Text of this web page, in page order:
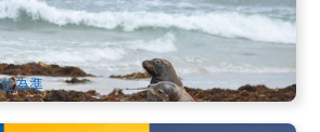
ADL10085
為準